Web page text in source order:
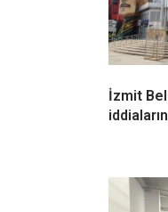
İzmit